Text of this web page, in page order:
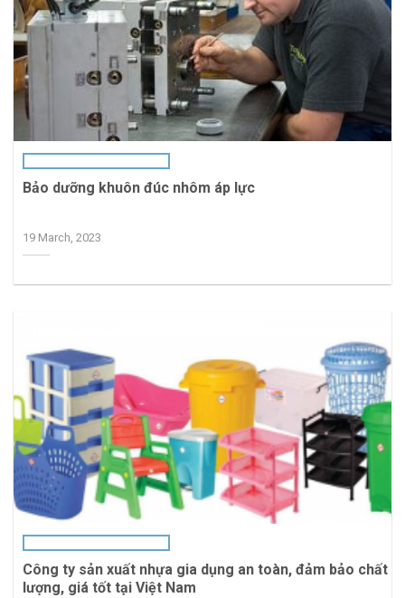
Bảo dưỡng khuôn đúc nhôm áp lực
19 March, 2023
Công ty sản xuất nhựa gia dụng an toàn, đảm bảo chất
lượng, giá tốt tại Việt Nam